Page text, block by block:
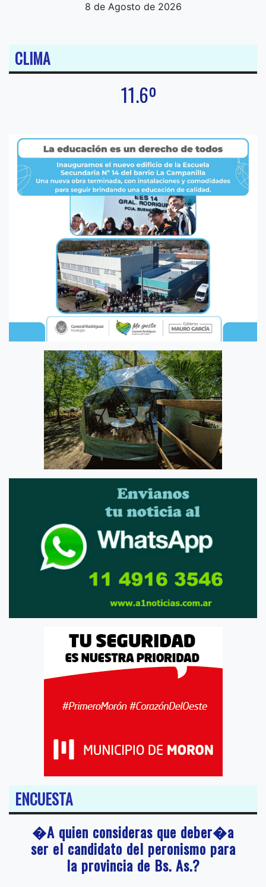
8 de Agosto de 2026
CLIMA
11.6º
ENCUESTA
�A quien consideras que deber�a
ser el candidato del peronismo para
la provincia de Bs. As.?